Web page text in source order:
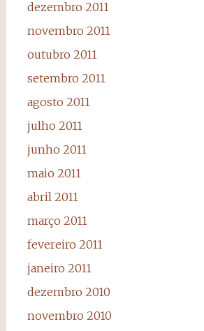
dezembro 2011
novembro 2011
outubro 2011
setembro 2011
agosto 2011
julho 2011
junho 2011
maio 2011
abril 2011
março 2011
fevereiro 2011
janeiro 2011
dezembro 2010
novembro 2010